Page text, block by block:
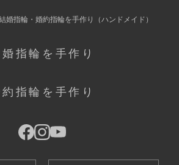
婚指輪・婚約指輪を手作り （ハンドメイド）
指輪を手作り
指輪を手作り